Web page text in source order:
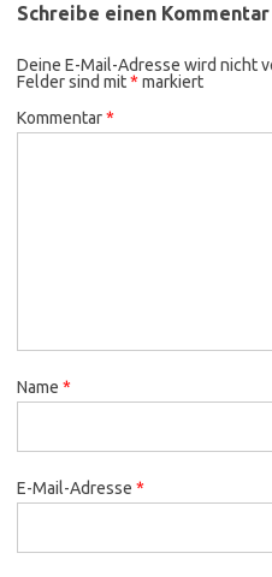
Schreibe einen Kommentar
Deine E-Mail-Adresse wird nicht
Felder sind mit* markiert
Kommentar*
Name *
E-Mail-Adresse *